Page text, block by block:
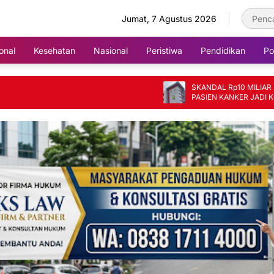
Jumat, 7 Agustus 2026
Kesehatan Nasional Peristiwa Pendidikan
SKANDAL Rp10 MILIAR DI RSUD
PASIEN KANKER JADI KORBAN,
FIKTIF